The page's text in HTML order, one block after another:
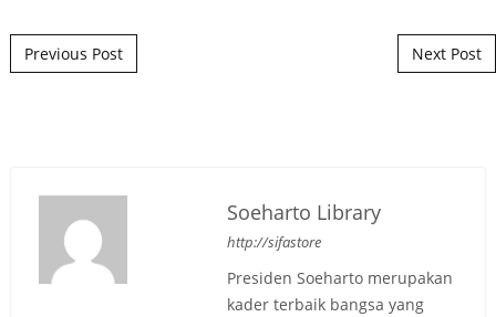
Post navigation
Previous Post Next Post
Soeharto Library
http://sifastore
Presiden Soeharto merupakan
kader terbaik bangsa yang